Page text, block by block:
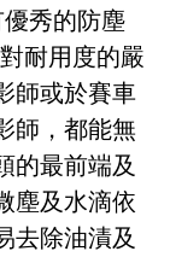
秀的防塵
耐用度的嚴
師或於賽車
師，都能無
的最前端及
塵及水滴依
去除油漬及